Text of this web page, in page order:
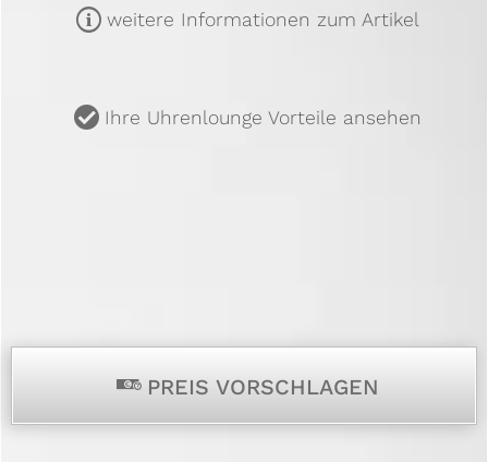
m weitere Informationen zum Artikel
u Ihre Uhrenlounge Vorteile ansehen
p PREIS VORSCHLAGEN